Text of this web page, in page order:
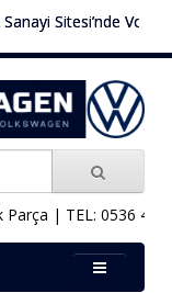
Sanayi Sitesi’nde
Parça | TEL: 0536 451